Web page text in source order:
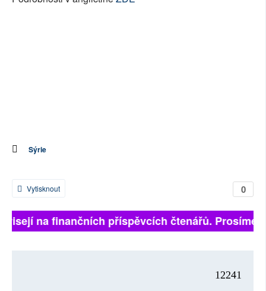
Sýrie
0
Vytisknout
na finančních příspěvcích čtenářů. Prosíme,
12241